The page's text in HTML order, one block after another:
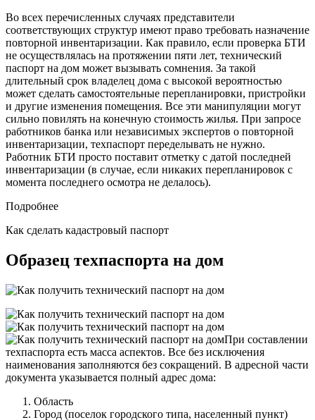
Во всех перечисленных случаях представители
соответствующих структур имеют право требовать назначение
повторной инвентаризации. Как правило, если проверка БТИ
не осуществлялась на протяжении пяти лет, технический
паспорт на дом может вызывать сомнения. За такой
длительный срок владелец дома с высокой вероятностью
может сделать самостоятельные перепланировки, пристройки
и другие изменения помещения. Все эти манипуляции могут
сильно повилять на конечную стоимость жилья. При запросе
работников банка или независимых экспертов о повторной
инвентаризации, техпаспорт переделывать не нужно.
Работник БТИ просто поставит отметку с датой последней
инвентаризации (в случае, если никаких перепланировок с
момента последнего осмотра не делалось).
Подробнее
Как сделать кадастровый паспорт
Образец техпаспорта на дом
При составлении
техпаспорта есть масса аспектов. Все без исключения
наименования заполняются без сокращений. В адресной части
документа указывается полный адрес дома:
Область
Город (поселок городского типа, населенный пункт)